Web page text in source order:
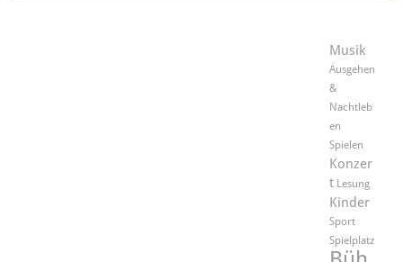
Musik
Ausgehen
&
Nachtleb
en
Spielen
Konzer
t Lesung
Kinder
Sport
Spielplatz